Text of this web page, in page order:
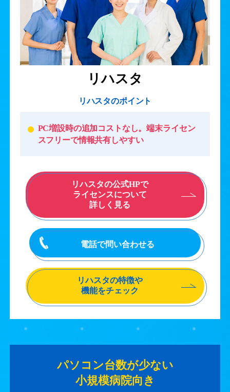
リハスタ
リハスタのポイント
PC増設時の追加コストなし。端末ライセン
スフリーで情報共有しやすい
リハスタの公式HPで
ライセンスについて
詳しく見る
電話で問い合わせる
リハスタの特徴や
機能をチェック
パソコン台数が少ない
小規模病院向き